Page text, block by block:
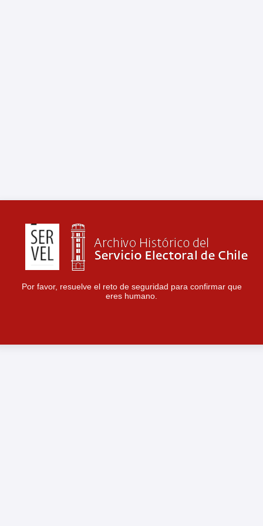
Por favor, resuelve el reto de seguridad para confirmar que
eres humano.